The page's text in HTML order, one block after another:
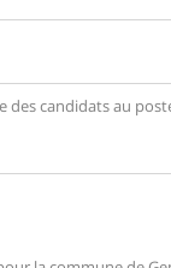
des candidats au